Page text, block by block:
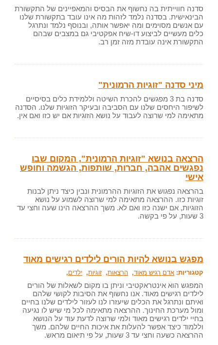
סדנה חווייתית בה נחשוף את הבסיס והמאפיינים של התקשורת
הבינאישית. בסדנה נלמד לזהות מה אינו עובד בתקשורת שלנו
עם אנשים מסוימים ומה יאפשר אותה, ובנוסף נלמד ונתרגל
כלים מעשיים לביצוע דו-שיח אפקטיבי גם במצבים שבהם
התקשורת אינה עובדת מזה זמן רב.
מיני סדנה "זוגיות הרמונית"
סדנה בת 3 מפגשים להכרת השיטה וללמידת כלים בסיסיים
לשיפור היחסים שלנו עם הסביבה ובעיקר הזוגיות שלנו. הסדנה
מתאימה למי שרוצה לעבוד על נושא הזוגיות אם יש כזו ואם אין.
הרצאה בנושא "זוגיות הרמונית", המקום שבו
נפגשים אהבה, חברות, שותפות, הגשמה וחופש
אישי
בהרצאה נפגוש את הזוגיות ההרמונית ונבין כיצד ניתן לבנות
זוגיות כזו. ההרצאה מתאימה למי שרוצה לשמוע על נושא
הזוגיות, אם ישנה כזו ואם לא. משך ההרצאה הינו שעה וחצי עד
3 שעות, על פי בקשה.
מפגש בנושא להיות הורים לילדים רגישים מאוד
קטגוריות: אדם רגיש מאוד, הרצאות, זוגיות, ילדים,
המפגש הוא אינטראקטיבי וניתן בו מקום לשאלות של הורים
לילדים רגישים מאוד. אנו נחשוף את הסיבות לקושי שלהם
ואיתם ונתרגל את הכלים שיעזרו לנו לעזור לילדים שלנו בחיים
ומול מערכת החינוך. ההרצאה מתאימה לכל מי שיש לו נגיעה
בחיי ילדים רגישים מאוד ולמי שרוצה לדעת עוד על הנושא
וללמוד כיצד אפשר להעלות את איכות החיים שלהם. משך
ההרצאה כשעה וחצי עד 3 שעות, על פי תיאום מראש.